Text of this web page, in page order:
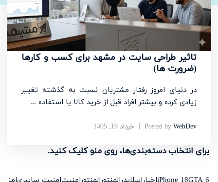
تاثیر طراحی سایت در مشهد برای کسب و کارها
(ضرورت ها)
در دنیای امروز رفتار مشتریان نسبت به گذشته تغییر
زیادی کرده و بیشتر افراد قبل از خرید کالا یا استفاده ...
Posted byWebDev خرداد 19, 1405
برای انتخاب دسته‌بندی‌ها، روی منو کلیک کنید.
GTA 6
iPhone 18اخباراسلایدرالمنتورالمنتورامنیتامنیت سایبری